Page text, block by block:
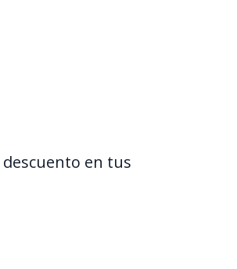
en tus